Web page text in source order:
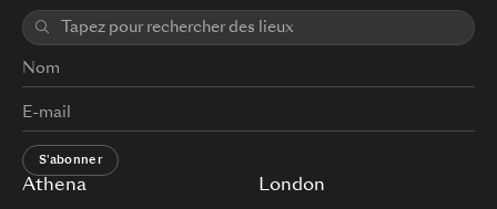
Athena London
S'abonner